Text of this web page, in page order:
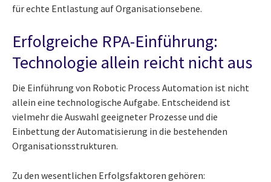
für echte Entlastung auf Organisationsebene.
Erfolgreiche RPA-Einführung:
Technologie allein reicht nicht aus
Die Einführung von Robotic Process Automation ist nicht
allein eine technologische Aufgabe. Entscheidend ist
vielmehr die Auswahl geeigneter Prozesse und die
Einbettung der Automatisierung in die bestehenden
Organisationsstrukturen.
Zu den wesentlichen Erfolgsfaktoren gehören: